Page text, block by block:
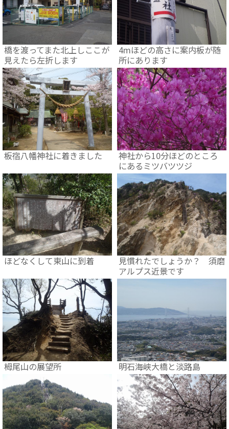
橋を渡ってまた北上しここが
見えたら左折します
4mほどの高さに案内板が随
所にあります
板宿八幡神社に着きました
神社から10分ほどのところ
にあるミツバツツジ
ほどなくして東山に到着
見慣れたでしょうか？ 須磨
アルプス近景です
栂尾山の展望所 明石海峡大橋と淡路島